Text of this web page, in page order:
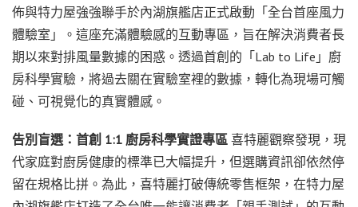
佈與特力屋強強聯手於內湖旗艦店正式啟動「全台首座風力
體驗室」。這座充滿體驗感的互動專區，旨在解決消費者長
期以來對排風量數據的困惑。透過首創的「Lab to Life」廚
房科學實驗，將過去關在實驗室裡的數據，轉化為現場可觸
碰、可視覺化的真實體感。
告別盲選：首創 1:1 廚房科學實證專區 喜特麗觀察發現，現
代家庭對廚房健康的標準已大幅提升，但選購資訊卻依然停
留在規格比拼。為此，喜特麗打破傳統零售框架，在特力屋